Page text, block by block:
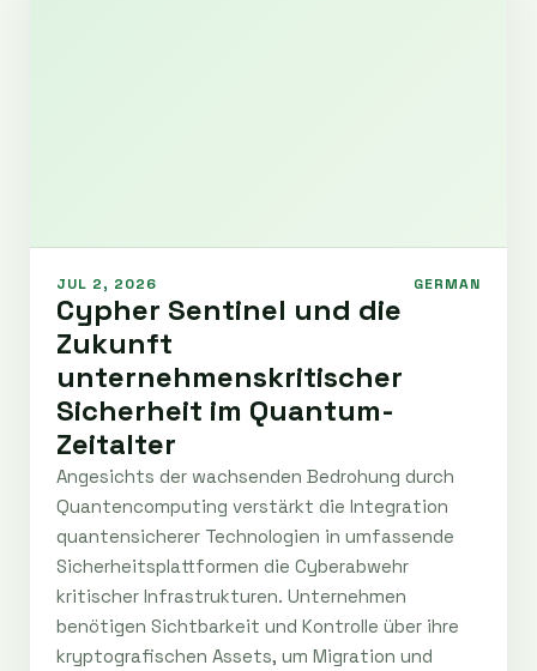
JUL 2, 2026 GERMAN
Cypher Sentinel und die
Zukunft
unternehmenskritischer
Sicherheit im Quantum-
Zeitalter
Angesichts der wachsenden Bedrohung durch
Quantencomputing verstärkt die Integration
quantensicherer Technologien in umfassende
Sicherheitsplattformen die Cyberabwehr
kritischer Infrastrukturen. Unternehmen
benötigen Sichtbarkeit und Kontrolle über ihre
kryptografischen Assets, um Migration und